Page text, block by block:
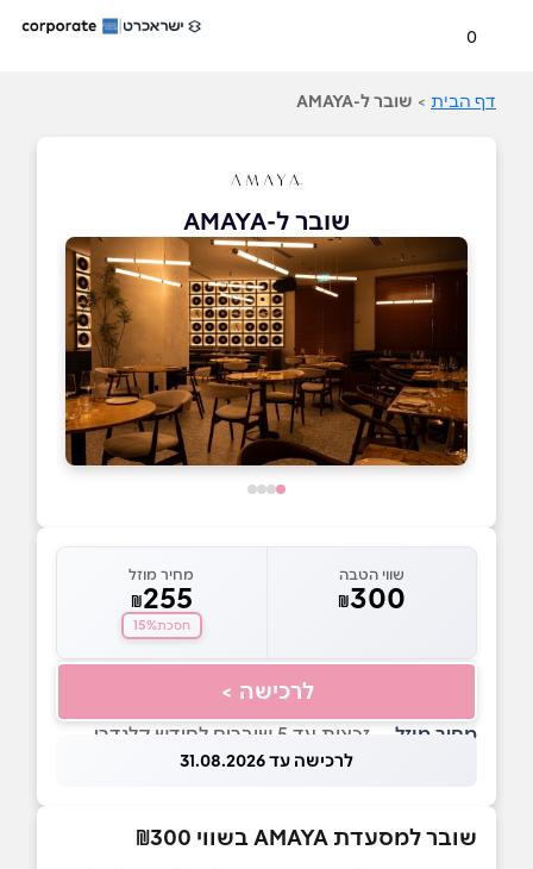
0
דף הבית > שובר ל-AMAYA
שובר ל-AMAYA
שווי הטבה
₪300
מחיר מוזל
₪255
חסכת15%
לרכישה >
מחיר מוזל — זכאות עד 5 שוברים לחודש קלנדרי
לרכישה עד 31.08.2026
שובר למסעדת AMAYA בשווי ₪300